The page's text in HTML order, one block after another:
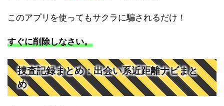
このアプリを使ってもサクラに騙されるだけ！
すぐに削除しなさい。
捜査記録まとめ：出会い系近距離ナビまと
め